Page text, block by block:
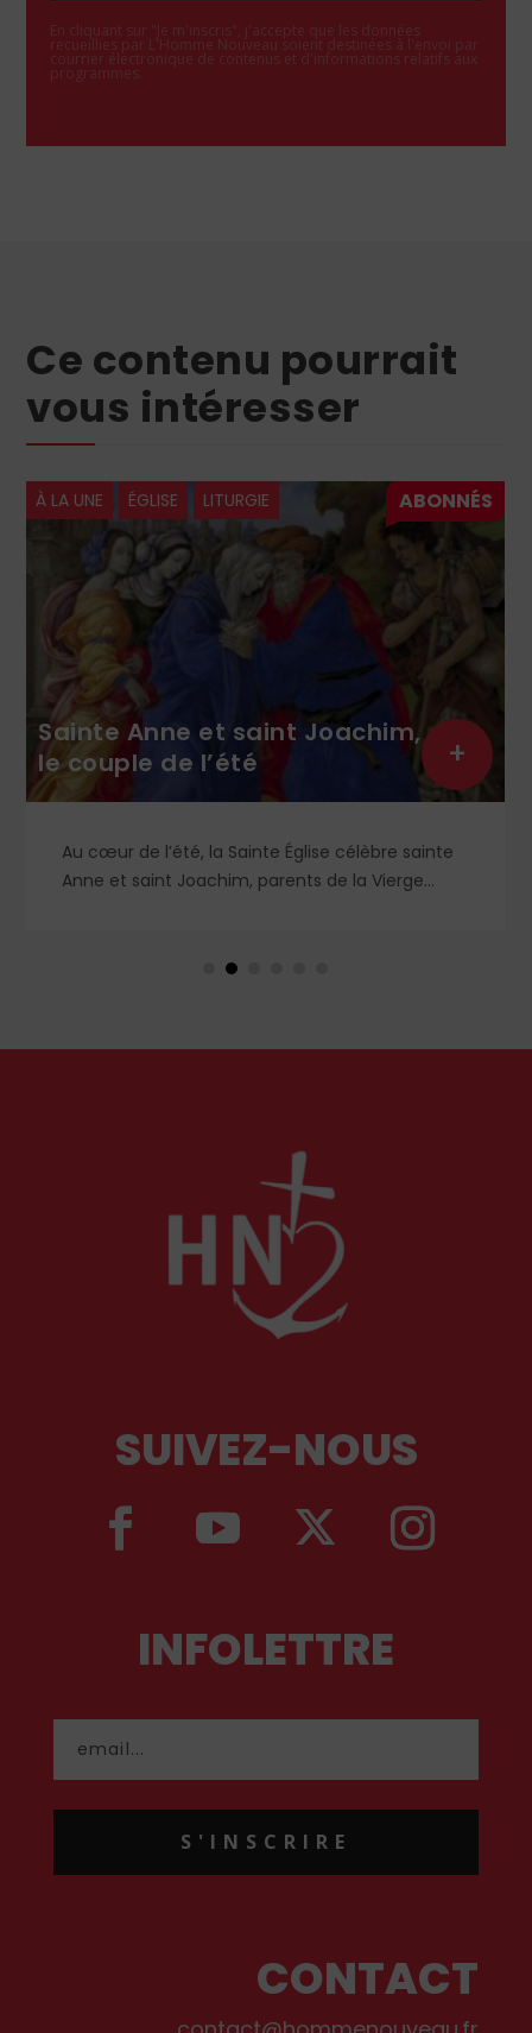
En cliquant sur "Je m'inscris", j'accepte que les données
recueillies par L'Homme Nouveau soient destinées à l'envoi par
courrier électronique de contenus et d'informations relatifs aux
programmes.
Ce contenu pourrait
vous intéresser
À LA UNE ÉGLISE LITURGIE
Sainte Anne et saint Joachim,
le couple de l’été
Au cœur de l’été, la Sainte Église célèbre sainte
Anne et saint Joachim, parents de la Vierge
en Orient qu’en Occident, célèbre par sa piété
+
SUIVEZ-NOUS
INFOLETTRE
S'INSCRIRE
CONTACT